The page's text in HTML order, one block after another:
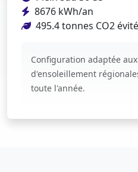
8676 kWh/an
495.4 tonnes CO2
Configuration adaptée
d'ensoleillement
toute l'année.